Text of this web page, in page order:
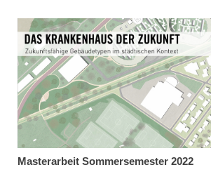
Masterarbeit Sommersemester 2022